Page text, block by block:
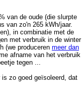
van de oude (die slurpte
van zo'n 265 kWh/jaar.
in combinatie met de
met verbruik in de winter
(we produceren meer dan
afname van het verbruik
tegen ...
zo goed geïsoleerd, dat